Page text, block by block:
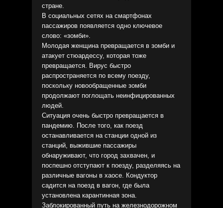
стране.
В социальных сетях на смартфонах
пассажиров появляется одно ключевое
слово: «зомби».
Молодая женщина превращается в зомби и
атакует стюардессу, которая тоже
превращается. Вирус быстро
распространяется по всему поезду,
поскольку новообращенные зомби
продолжают поглощать неинфицированных
людей.
Ситуация очень быстро превращается в
пандемию. После того, как поезд
останавливается на станции одной из
станций, выжившие пассажиры
обнаруживают, что город захвачен, и
поспешно отступают к поезду, разделяясь на
различные вагоны в хаосе. Кондуктор
садится на поезд в вагон, где была
установлена карантинная зона.
Заблокированный путь на железнодорожном